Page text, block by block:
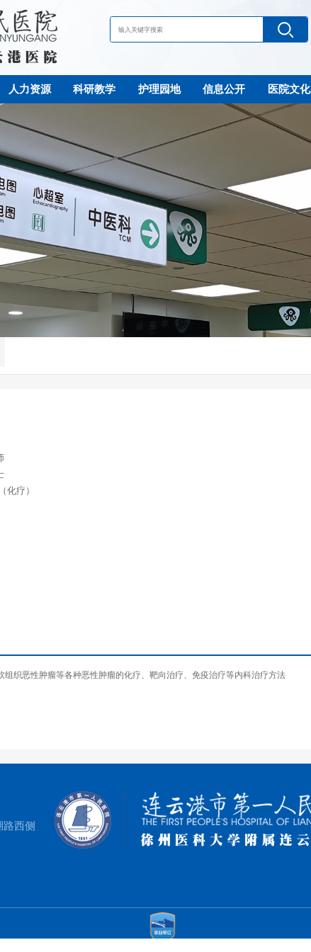
人力资源 科研教学 护理园地 信息公开 医院文化
化疗）
织恶性肿瘤等各种恶性肿瘤的化疗、靶向治疗、免疫治疗等内科治疗方法
西侧